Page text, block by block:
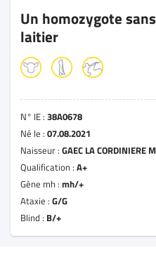
Un homozygote
laitier
N° IE : 38A0678
Né le : 07.08.2021
Naisseur : GAEC LA CORDINIERE
Qualification : A+
Gène mh : mh/+
Ataxie : G/G
Blind : B/+